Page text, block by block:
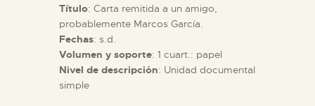
DIDÁCTICA
ESPAÑOL
Título: Carta remitida a un amigo,
probablemente Marcos García.
Fechas: s.d.
Volumen y soporte: 1 cuart.: papel
Nivel de descripción: Unidad documental
simple